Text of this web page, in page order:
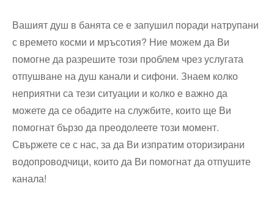
Вашият душ в банята се е запушил поради натрупани
с времето косми и мръсотия? Ние можем да Ви
помогне да разрешите този проблем чрез услугата
отпушване на душ канали и сифони. Знаем колко
неприятни са тези ситуации и колко е важно да
можете да се обадите на службите, които ще Ви
помогнат бързо да преодолеете този момент.
Свържете се с нас, за да Ви изпратим оторизирани
водопроводчици, които да Ви помогнат да отпушите
канала!